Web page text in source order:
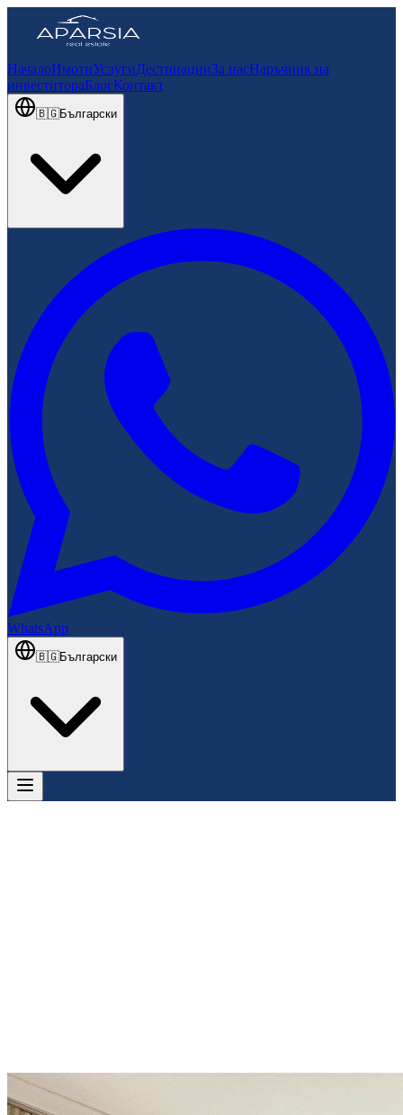
НачалоИмотиУслугиДестинацииЗа насНаръчник на
инвеститораБлогКонтакт
🇧🇬Български
WhatsApp
🇧🇬Български